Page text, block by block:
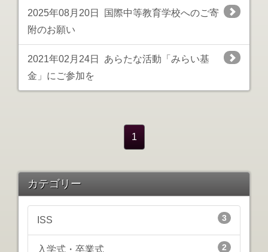
2025年08月20日
国際中等教育学校へのご寄
附のお願い
2021年02月24日
あらたな活動「みらい基
金」にご参加を
1
カテゴリー
3
ISS
2
入学式・卒業式